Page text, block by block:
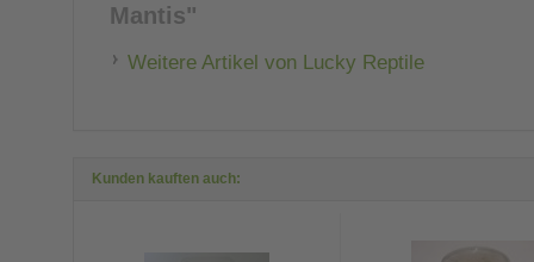
Mantis"
Weitere Artikel von Lucky Reptile
Kunden kauften auch: